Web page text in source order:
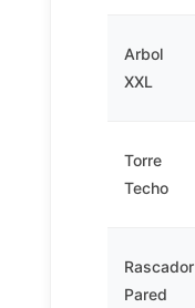
Arbol
XXL
Torre
Techo
Rascador
Pared